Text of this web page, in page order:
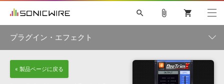
ソフト音源 »
search
初音ミク NT 巡音ルカ V4X
MEIKO V3
KAITO V3
VOCALOID
SPITFIRE AUDIO
attach_file shopping_cart
プラグイン・エフェクト
製品一覧
« 製品ページに戻る